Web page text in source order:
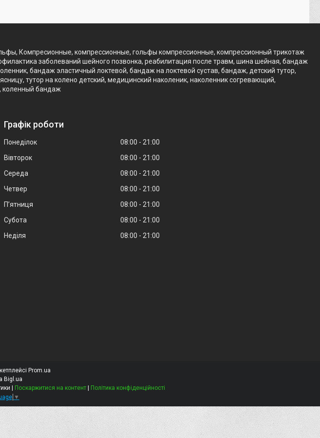
Компресионные, компрессионные, гольфы компрессионные, компрессионный трикотаж
заболеваний шейного позвонка, реабилитация после травм, шина шейная, бандаж
бандаж эластичный локтевой, бандаж на локтевой сустав, бандаж, детский тутор,
тутор на колено детский, медицинский наколеник, наколенник согревающий,
коленный бандаж
Графік роботи
Понеділок 08:00
21:00
Вівторок
08:00
21:00
Середа
08:00
21:00
Четвер
08:00
21:00
Пʼятниця
08:00
21:00
Субота
08:00
21:00
Неділя
08:00 21:00
Prom.ua
Bigl.ua
Алба стрім Медичний текстиль для лікування та профілактикиктики | Поскаржитися на контент | Політика конфіденційності
▼